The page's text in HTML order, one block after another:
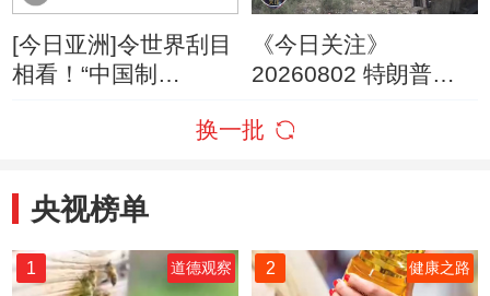
[今日亚洲]令世界刮目
相看！“中国制
《今日关注》
20260802 特朗普叫
朗称摧毁美军F-35战
换一批
央视榜单
1 道德观察 2 健康之路